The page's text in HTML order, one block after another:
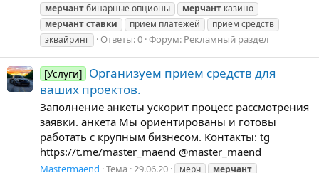
мерчантбинарные опционы мерчант казино
мерчантставки прием платежей
прием средств
эквайринг
Ответы: 0 Форум: Рекламный раздел
[Услуги] Организуем прием средств для
ваших проектов.
Заполнение анкеты ускорит процесс рассмотрения
заявки. анкета Мы ориентированы и готовы
работать с крупным бизнесом. Контакты: tg
https://t.me/master_maend @master_maend
Mastermaend Тема 29.06.20 мерч
мерчант